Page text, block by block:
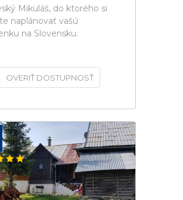
Mikuláš, do ktorého si
naplánovať vašú
na Slovensku.
OVERIŤ DOSTUPNOSŤ